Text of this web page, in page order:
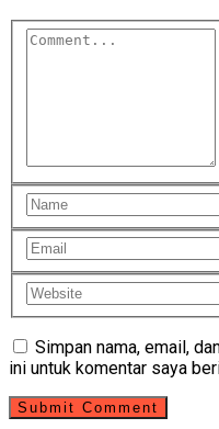
Simpan nama, email,
ini untuk komentar saya